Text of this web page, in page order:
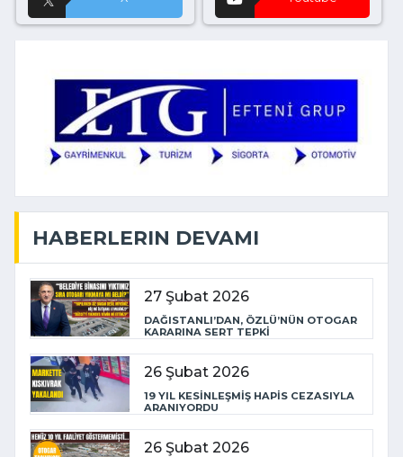
HABERLERIN DEVAMI
27 Şubat 2026
DAĞISTANLI’DAN, ÖZLÜ’NÜN OTOGAR
KARARINA SERT TEPKİ
26 Şubat 2026
19 YIL KESİNLEŞMİŞ HAPİS CEZASIYLA
ARANIYORDU
26 Şubat 2026